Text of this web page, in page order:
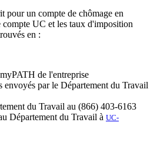
pour un compte de chômage en
UC et les taux d'imposition
en :
de l'entreprise
envoyés par le Département du Travail
du Travail au (866) 403-6163
Département du Travail à UC-